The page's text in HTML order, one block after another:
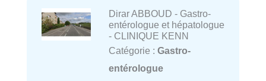
Dirar ABBOUD - Gastro-
entérologue et hépatologue
- CLINIQUE KENN
Catégorie : Gastro-
entérologue